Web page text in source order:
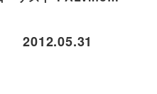
2012.05.31